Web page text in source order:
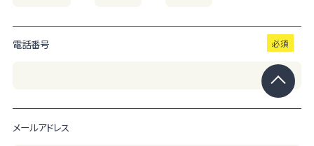
電話番号
メールアドレス